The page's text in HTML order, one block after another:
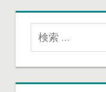
シ